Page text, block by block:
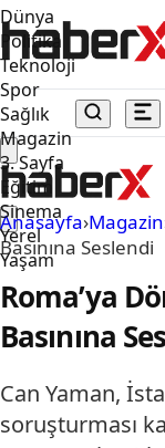
Dünya
Politika
Teknoloji
Spor
Sağlık
Magazin
3. Sayfa
Eğitim
Sinema
Yerel
Yaşam
Anasayfa›Magazin
Basınına Seslendi
Roma’ya
Basınına
Can Yaman,
soruşturması